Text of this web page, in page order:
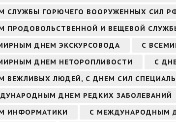
СЛУЖБЫ ГОРЮЧЕГО ВООРУЖЕННЫХ СИЛ
ПРОДОВОЛЬСТВЕННОЙ И ВЕЩЕВОЙ
ДНЕМ ЭКСКУРСОВОДА
С
ДНЕМ НЕТОРОПЛИВОСТИ
С
ВЕЖЛИВЫХ ЛЮДЕЙ, С ДНЕМ СИЛ
ДНЕМ РЕДКИХ ЗАБОЛЕВАНИЙ
ИНФОРМАТИКИ
С МЕЖДУНАРОДНЫМ